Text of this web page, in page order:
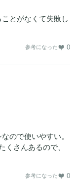
とがなくて失敗し
参考になった 0
ので使いやすい。
くさんあるので、
参考になった 0